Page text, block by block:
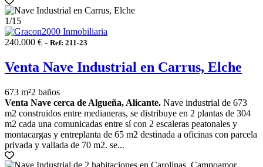
1/15
240.000 € - Ref: 211-23
Venta Nave Industrial en Carrus, Elche
673 m²2 baños
Venta Nave cerca de Algueña, Alicante. Nave industrial de 673
m2 construidos entre medianeras, se distribuye en 2 plantas de 304
m2 cada una comunicadas entre sí con 2 escaleras peatonales y
montacargas y entreplanta de 65 m2 destinada a oficinas con parcela
privada y vallada de 70 m2. se...